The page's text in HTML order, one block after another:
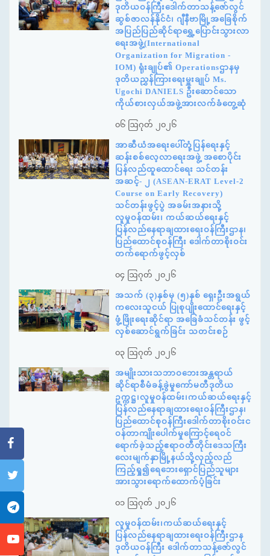
ဒုတိယဝန်ကြီးဒေါက်တာသန့်ဇော်လွင်
ဆွစ်ဇာလန်နိုင်ငံ၊ ဂျီနီဗာမြို့အခြေစိုက်
အပြည်ပြည်ဆိုင်ရာရွှေ့ပြောင်းသွားလာ
ရေးအဖွဲ့(International
Organization for Migration -
IOM) ရုံးချုပ်၏ Operationsဌာနမှ
ဒုတိယညွှန်ကြားရေးမှူးချုပ် Ms.
Ugochi DANIELS ဦးဆောင်သော
ကိုယ်စားလှယ်အဖွဲ့အားလက်ခံတွေ့ဆုံ
၀၆ ဩဂုတ် ၂၀၂၆
အာဆီယံအရေးပေါ်တုံ့ပြန်ရေးနှင့်
ဆန်းစစ်လေ့လာရေးအဖွဲ့ အစောပိုင်း
ပြန်လည်ထူထောင်ရေး သင်တန်း
အဆင့်- ၂ (ASEAN-ERAT Level-2
Course on Early Recovery)
သင်တန်းဖွင့်ပွဲ အခမ်းအနားသို့
လူမှုဝန်ထမ်း၊ ကယ်ဆယ်ရေးနှင့်
ပြန်လည်နေရာချထားရေးဝန်ကြီးဌာန၊
ပြည်ထောင်စုဝန်ကြီး ဒေါက်တာစိုးဝင်း
တက်ရောက်ဖွင့်လှစ်
၀၄ ဩဂုတ် ၂၀၂၆
အသက် (၃)နှစ်မှ (၅)နှစ် ရှေးဦးအရွယ်
ကလေးသူငယ် ပြုစုပျိုးထောင်ရေးနှင့်
ဖွံ့ဖြိုးရေးဆိုင်ရာ အခြေခံသင်တန်း ဖွင့်
လှစ်ဆောင်ရွက်ခြင်း သတင်းစဉ်
၀၃ ဩဂုတ် ၂၀၂၆
အမျိုးသားသဘာဝဘေးအန္တရာယ်
ဆိုင်ရာစီမံခန့်ခွဲမှုကော်မတီဒုတိယ
ဥက္ကဋ္ဌ၊လူမှုဝန်ထမ်း၊ကယ်ဆယ်ရေးနှင့်
ပြန်လည်နေရာချထားရေးဝန်ကြီးဌာန၊
ပြည်ထောင်စုဝန်ကြီးဒေါက်တာစိုးဝင်းင
ဝန်တာကျိုးပေါက်မှုကြောင့်ရေဝင်
ရောက်ခဲ့သည့်ဧရာဝတီတိုင်းဒေသကြီး
လေးမျက်နှာမြို့နယ်သို့လှည့်လည်
ကြည့်ရှု၍ရေဘေးရှောင်ပြည်သူများ
အားသွားရောက်ထောက်ပံ့ခြင်း
၀၁ ဩဂုတ် ၂၀၂၆
လူမှုဝန်ထမ်း၊ကယ်ဆယ်ရေးနှင့်
ပြန်လည်နေရာချထားရေးဝန်ကြီးဌာန
ဒုတိယဝန်ကြီး ဒေါက်တာသန့်ဇော်လွင်